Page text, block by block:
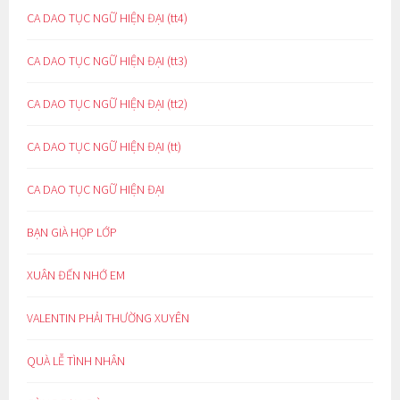
CA DAO TỤC NGỮ HIỆN ĐẠI (tt4)
CA DAO TỤC NGỮ HIỆN ĐẠI (tt3)
CA DAO TỤC NGỮ HIỆN ĐẠI (tt2)
CA DAO TỤC NGỮ HIỆN ĐẠI (tt)
CA DAO TỤC NGỮ HIỆN ĐẠI
BẠN GIÀ HỌP LỚP
XUÂN ĐẾN NHỚ EM
VALENTIN PHẢI THƯỜNG XUYÊN
QUÀ LỄ TÌNH NHÂN